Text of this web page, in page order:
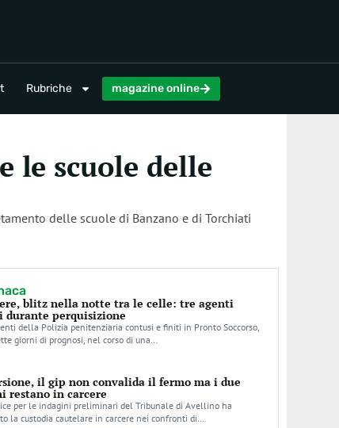
Rubriche magazine online
le scuole delle
delle scuole di Banzano e di Torchiati
blitz nella notte tra le celle: tre agenti
durante perquisizione
della Polizia penitenziaria contusi e finiti in Pronto Soccorso,
giorni di prognosi, nel corso di una…
il gip non convalida il fermo ma i due
restano in carcere
per le indagini preliminari del Tribunale di Avellino ha
la custodia cautelare in carcere nei confronti di…